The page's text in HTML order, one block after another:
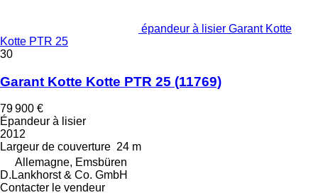
épandeur à lisier Garant Kotte
Kotte PTR 25
30
Garant Kotte Kotte PTR 25 (11769)
79 900 €
Épandeur à lisier
2012
Largeur de couverture 24 m
Allemagne, Emsbüren
D.Lankhorst & Co. GmbH
Contacter le vendeur